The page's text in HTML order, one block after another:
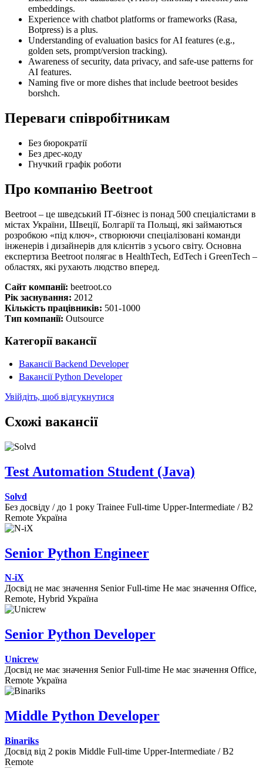
embeddings.
Experience with chatbot platforms or frameworks (Rasa,
Botpress) is a plus.
Understanding of evaluation basics for AI features (e.g.,
golden sets, prompt/version tracking).
Awareness of security, data privacy, and safe-use patterns for
AI features.
Naming five or more dishes that include beetroot besides
borshch.
Переваги співробітникам
Без бюрократії
Без дрес-коду
Гнучкий графік роботи
Про компанію Beetroot
Beetroot – це шведський ІТ-бізнес із понад 500 спеціалістами в
містах України, Швеції, Болгарії та Польщі, які займаються
розробкою «під ключ», створюючи спеціалізовані команди
інженерів і дизайнерів для клієнтів з усього світу. Основна
експертиза Beetroot полягає в HealthTech, EdTech і GreenTech –
областях, які рухають людство вперед.
Сайт компанії: beetroot.co
Рік заснування: 2012
Кількість працівників: 501-1000
Тип компанії: Outsource
Категорії вакансії
Вакансії Backend Developer
Вакансії Python Developer
Увійдіть, щоб відгукнутися
Схожі вакансії
Test Automation Student (Java)
Solvd
Без досвіду / до 1 року Trainee Full-time Upper-Intermediate / B2
Remote Україна
Senior Python Engineer
N-iX
Досвід не має значення Senior Full-time Не має значення Office,
Remote, Hybrid Україна
Senior Python Developer
Unicrew
Досвід не має значення Senior Full-time Не має значення Office,
Remote Україна
Middle Python Developer
Binariks
Досвід від 2 років Middle Full-time Upper-Intermediate / B2
Remote